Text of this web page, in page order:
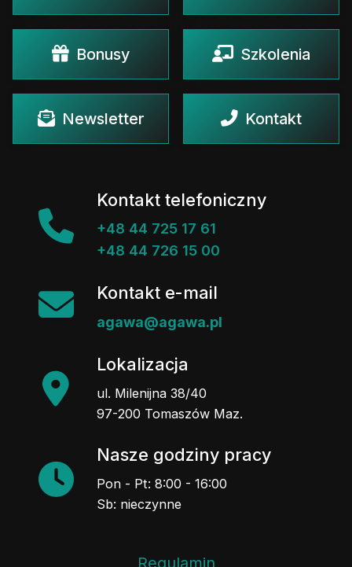
Bonusy Szkolenia
Newsletter Kontakt
Kontakt telefoniczny
+48 44 725 17 61
+48 44 726 15 00
Kontakt e-mail
agawa@agawa.pl
Lokalizacja
ul. Milenijna 38/40
97-200 Tomaszów Maz.
Nasze godziny pracy
Pon - Pt: 8:00 - 16:00
Sb: nieczynne
Regulamin